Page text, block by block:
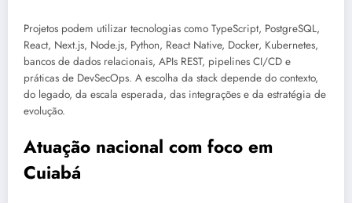
Projetos podem utilizar tecnologias como TypeScript, PostgreSQL,
React, Next.js, Node.js, Python, React Native, Docker, Kubernetes,
bancos de dados relacionais, APIs REST, pipelines CI/CD e
práticas de DevSecOps. A escolha da stack depende do contexto,
do legado, da escala esperada, das integrações e da estratégia de
evolução.
Atuação nacional com foco em
Cuiabá